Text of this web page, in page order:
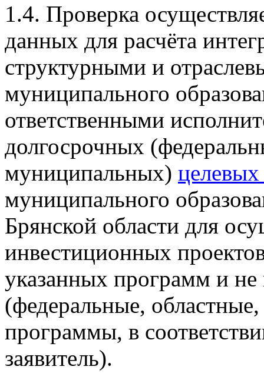
1.4. Проверка
данных для расчёта
структурными и
муниципального
ответственными
долгосрочных
муниципальных)
муниципального
Брянской области для
инвестиционных
указанных программ и
(федеральные,
программы, в
заявитель).